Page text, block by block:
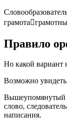
Правило
Но какой вариант
Возможно
Вышеупомянутый
слово,
написания.